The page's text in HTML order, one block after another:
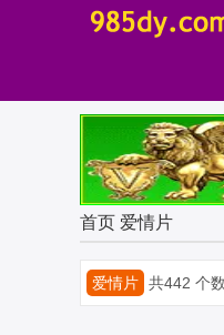
首页 爱情片
爱情片 共442 个